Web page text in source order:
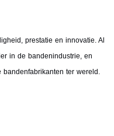
prestatie en innovatie. Al
in de bandenindustrie, en
ter wereld.